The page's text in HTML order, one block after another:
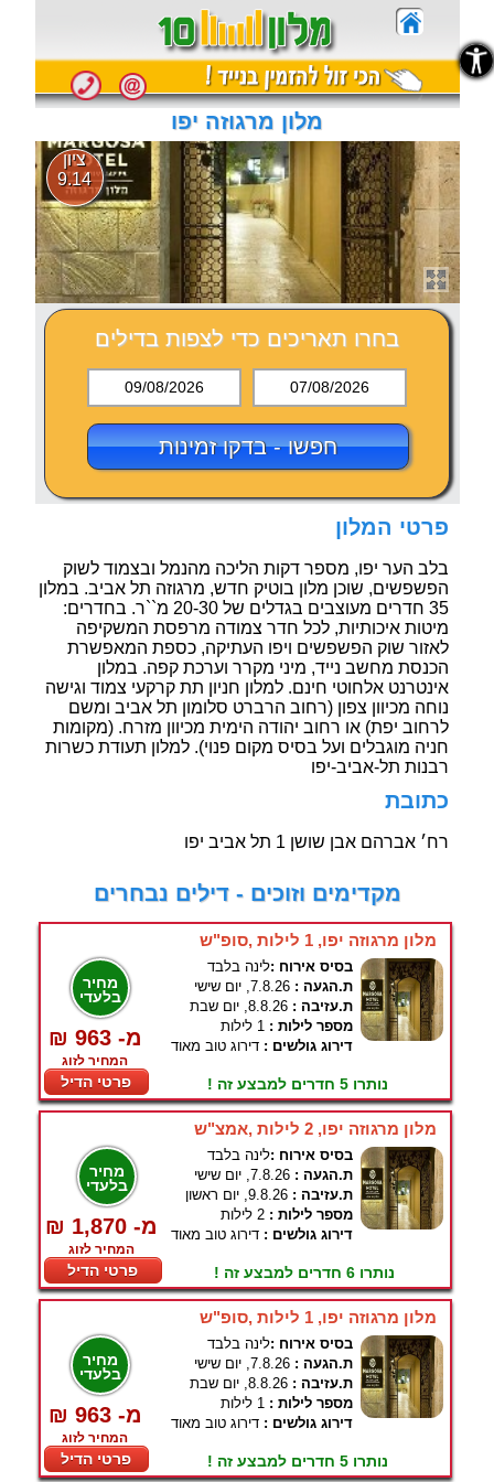
מלון מרגוזה יפו
ציון
9.14
בחרו תאריכים כדי לצפות בדילים
09/08/2026 07/08/2026
חפשו - בדקו זמינות
פרטי המלון
בלב הער יפו, מספר דקות הליכה מהנמל ובצמוד לשוק
הפשפשים, שוכן מלון בוטיק חדש, מרגוזה תל אביב. במלון
35 חדרים מעוצבים בגדלים של 20-30 מ``ר. בחדרים:
מיטות איכותיות, לכל חדר צמודה מרפסת המשקיפה
לאזור שוק הפשפשים ויפו העתיקה, כספת המאפשרת
הכנסת מחשב נייד, מיני מקרר וערכת קפה. במלון
אינטרנט אלחוטי חינם. למלון חניון תת קרקעי צמוד וגישה
נוחה מכיוון צפון (רחוב הרברט סלומון תל אביב ומשם
לרחוב יפת) או רחוב יהודה הימית מכיוון מזרח. (מקומות
חניה מוגבלים ועל בסיס מקום פנוי). למלון תעודת כשרות
רבנות תל-אביב-יפו
כתובת
רח׳ אברהם אבן שושן 1 תל אביב יפו
מקדימים וזוכים - דילים נבחרים
מלון מרגוזה יפו, 1 לילות ,סופ"ש
מחיר
בלעדי
₪ 963 -מ
המחיר לזוג
פרטי הדיל
בסיס אירוח :לינה בלבד
ת.הגעה : 7.8.26, יום שישי
ת.עזיבה : 8.8.26, יום שבת
מספר לילות : 1 לילות
דירוג גולשים : דירוג טוב מאוד
נותרו 5 חדרים למבצע זה !
מלון מרגוזה יפו, 2 לילות ,אמצ"ש
מחיר
בלעדי
₪ 1,870 -מ
המחיר לזוג
פרטי הדיל
בסיס אירוח :לינה בלבד
ת.הגעה : 7.8.26, יום שישי
ת.עזיבה : 9.8.26, יום ראשון
מספר לילות : 2 לילות
דירוג גולשים : דירוג טוב מאוד
נותרו 6 חדרים למבצע זה !
מלון מרגוזה יפו, 1 לילות ,סופ"ש
מחיר
בלעדי
₪ 963 -מ
המחיר לזוג
פרטי הדיל
בסיס אירוח :לינה בלבד
ת.הגעה : 7.8.26, יום שישי
ת.עזיבה : 8.8.26, יום שבת
מספר לילות : 1 לילות
דירוג גולשים : דירוג טוב מאוד
נותרו 5 חדרים למבצע זה !
נגישות
נגישות